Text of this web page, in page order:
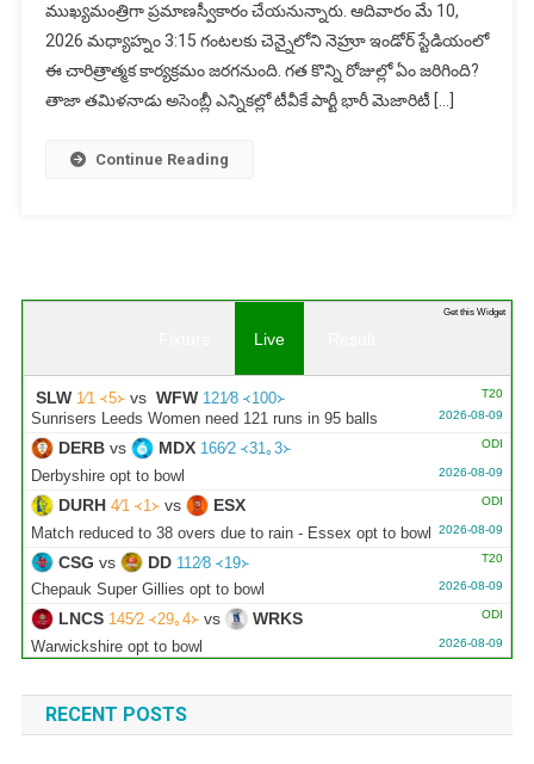
ప్రమాణస్వీకారం
–
ఆదివారం
3:15
ముఖ్యమంత్రిగా ప్రమాణస్వీకారం చేయనున్నారు. ఆదివారం మే 10,
2026 మధ్యాహ్నం 3:15 గంటలకు చెన్నైలోని నెహ్రూ ఇండోర్ స్టేడియంలో
ఈ చారిత్రాత్మక కార్యక్రమం జరగనుంది. గత కొన్ని రోజుల్లో ఏం జరిగింది?
తాజా తమిళనాడు అసెంబ్లీ ఎన్నికల్లో టీవీకే పార్టీ భారీ మెజారిటీ […]
Continue Reading
Live
T20
SLW 1∕1 ᚜5᚛vs WFW 121∕8 ᚜100᚛
2026-08-09
Sunrisers Leeds Women need 121 runs in 95 balls
ODI
DERB vs MDX 166∕2 ᚜31｡3᚛
2026-08-09
Derbyshire opt to bowl
ODI
DURH 4∕1 ᚜1᚛vs ESX
2026-08-09
Match reduced to 38 overs due to rain - Essex opt to bowl
T20
CSG vs DD 112∕8 ᚜19᚛
2026-08-09
Chepauk Super Gillies opt to bowl
ODI
LNCS 145∕2 ᚜29｡4᚛vs WRKS
2026-08-09
Warwickshire opt to bowl
Gloucestershire opt to bowl
Get this Widget
RECENT POSTS